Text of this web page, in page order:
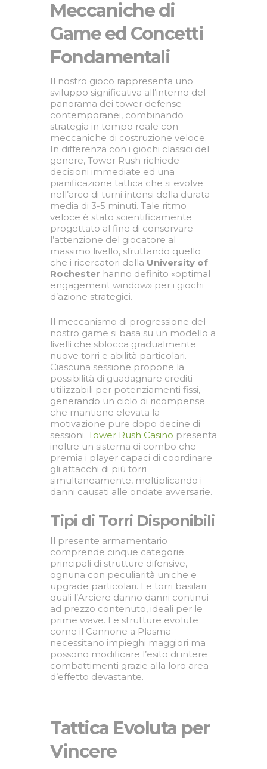
Meccaniche di
Game ed Concetti
Fondamentali
Il nostro gioco rappresenta uno
sviluppo significativa all’interno del
panorama dei tower defense
contemporanei, combinando
strategia in tempo reale con
meccaniche di costruzione veloce.
In differenza con i giochi classici del
genere, Tower Rush richiede
decisioni immediate ed una
pianificazione tattica che si evolve
nell’arco di turni intensi della durata
media di 3-5 minuti. Tale ritmo
veloce è stato scientificamente
progettato al fine di conservare
l’attenzione del giocatore al
massimo livello, sfruttando quello
che i ricercatori della University of
Rochester hanno definito «optimal
engagement window» per i giochi
d’azione strategici.
Il meccanismo di progressione del
nostro game si basa su un modello a
livelli che sblocca gradualmente
nuove torri e abilità particolari.
Ciascuna sessione propone la
possibilità di guadagnare crediti
utilizzabili per potenziamenti fissi,
generando un ciclo di ricompense
che mantiene elevata la
motivazione pure dopo decine di
sessioni. Tower Rush Casino presenta
inoltre un sistema di combo che
premia i player capaci di coordinare
gli attacchi di più torri
simultaneamente, moltiplicando i
danni causati alle ondate avversarie.
Tipi di Torri Disponibili
Il presente armamentario
comprende cinque categorie
principali di strutture difensive,
ognuna con peculiarità uniche e
upgrade particolari. Le torri basilari
quali l’Arciere danno danni continui
ad prezzo contenuto, ideali per le
prime wave. Le strutture evolute
come il Cannone a Plasma
necessitano impieghi maggiori ma
possono modificare l’esito di intere
combattimenti grazie alla loro area
d’effetto devastante.
Tattica Evoluta per
Vincere